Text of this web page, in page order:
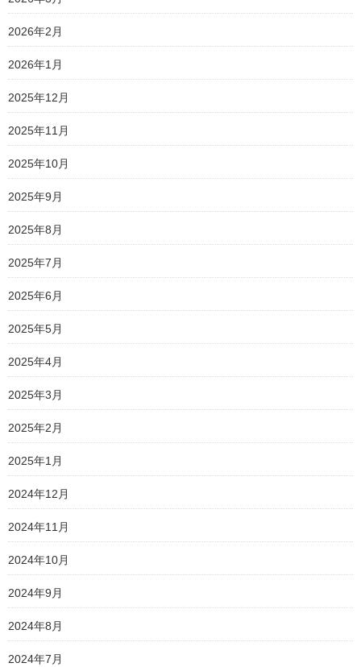
2026年2月
2026年1月
2025年12月
2025年11月
2025年10月
2025年9月
2025年8月
2025年7月
2025年6月
2025年5月
2025年4月
2025年3月
2025年2月
2025年1月
2024年12月
2024年11月
2024年10月
2024年9月
2024年8月
2024年7月